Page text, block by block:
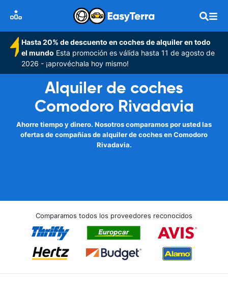
Hasta 20% de descuento en coches de alquiler en todo
el mundo Esta promoción es válida hasta 11 de agosto de
2026 - ¡aprovéchala hoy mismo!
Alquiler de coches
Comodoro Rivadavia
Ahorre tiempo y dinero. Nosotros comparamos por usted las
ofertas de compañías de alquiler de coches en Comodoro
Rivadavia.
Comparamos todos los proveedores reconocidos